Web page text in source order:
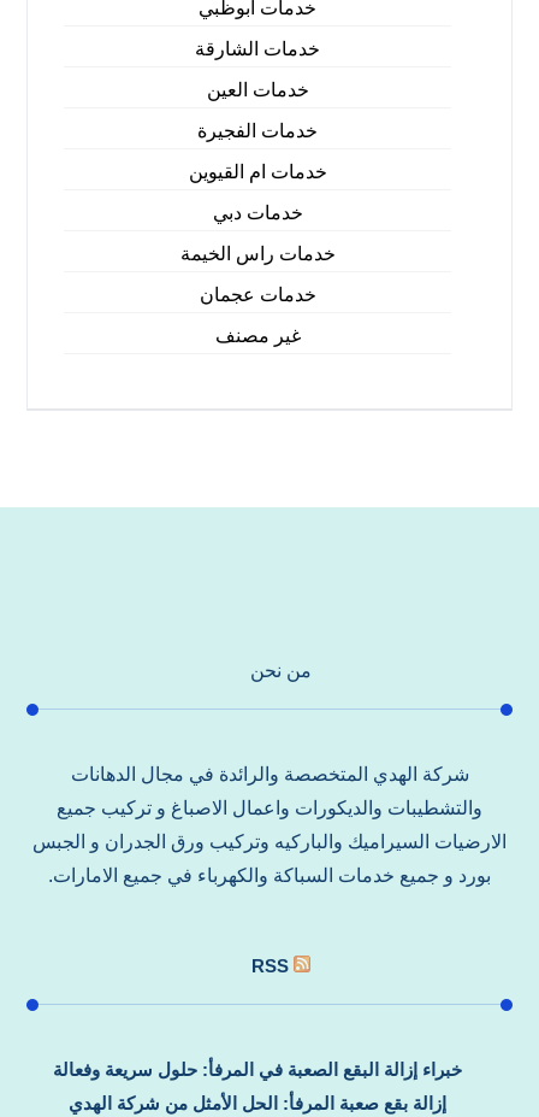
خدمات ابوظبي
خدمات الشارقة
خدمات العين
خدمات الفجيرة
خدمات ام القيوين
خدمات دبي
خدمات راس الخيمة
خدمات عجمان
غير مصنف
من نحن
شركة الهدي المتخصصة والرائدة في مجال الدهانات
والتشطيبات والديكورات واعمال الاصباغ و تركيب جميع
الارضيات السيراميك والباركيه وتركيب ورق الجدران و الجبس
بورد و جميع خدمات السباكة والكهرباء في جميع الامارات.
RSS
خبراء إزالة البقع الصعبة في المرفأ: حلول سريعة وفعالة
إزالة بقع صعبة المرفأ: الحل الأمثل من شركة الهدي